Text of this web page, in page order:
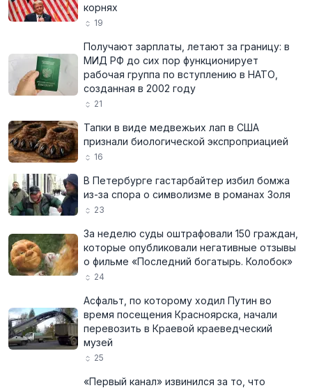
корнях
19
Получают зарплаты, летают за границу: в
МИД РФ до сих пор функционирует
рабочая группа по вступлению в НАТО,
созданная в 2002 году
21
Тапки в виде медвежьих лап в США
признали биологической экспроприацией
16
В Петербурге гастарбайтер избил бомжа
из-за спора о символизме в романах Золя
23
За неделю суды оштрафовали 150 граждан,
которые опубликовали негативные отзывы
о фильме «Последний богатырь. Колобок»
24
Асфальт, по которому ходил Путин во
время посещения Красноярска, начали
перевозить в Краевой краеведческий
музей
25
«Первый канал» извинился за то, что